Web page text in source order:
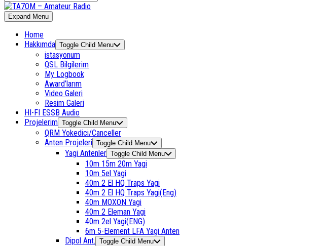
Expand Menu
Home
Hakkımda Toggle Child Menu
istasyonum
QSL Bilgilerim
My Logbook
Award’larım
Video Galeri
Resim Galeri
HI-FI ESSB Audio
Projelerim Toggle Child Menu
QRM Yokedici/Canceller
Anten Projeleri Toggle Child Menu
Yagi Antenler Toggle Child Menu
10m 15m 20m Yagi
10m 5el Yagi
40m 2 El HQ Traps Yagi
40m 2 El HQ Traps Yagi(Eng)
40m MOXON Yagi
40m 2 Eleman Yagi
40m 2el Yagi(ENG)
6m 5-Element LFA Yagi Anten
Dipol Ant. Toggle Child Menu